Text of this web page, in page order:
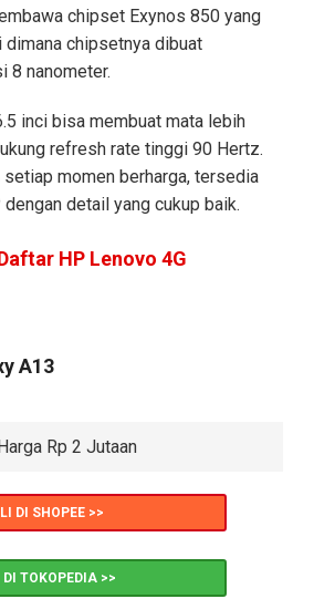
chipset Exynos 850 yang
dimana chipsetnya dibuat
8 nanometer.
inci bisa membuat mata lebih
refresh rate tinggi 90 Hertz.
setiap momen berharga, tersedia
detail yang cukup baik.
HP Lenovo 4G
A13
Rp 2 Jutaan
DI SHOPEE >>
DI TOKOPEDIA >>